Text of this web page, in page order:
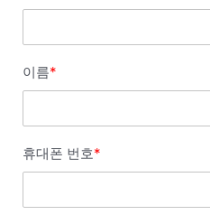
이름*
휴대폰 번호*